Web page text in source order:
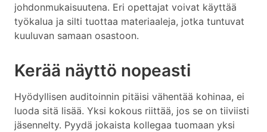
johdonmukaisuutena. Eri opettajat voivat käyttää
työkalua ja silti tuottaa materiaaleja, jotka tuntuvat
kuuluvan samaan osastoon.
Kerää näyttö nopeasti
Hyödyllisen auditoinnin pitäisi vähentää kohinaa, ei
luoda sitä lisää. Yksi kokous riittää, jos se on tiiviisti
jäsennelty. Pyydä jokaista kollegaa tuomaan yksi